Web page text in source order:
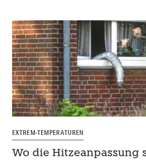
EXTREM-TEMPERATUREN
Wo die Hitzeanpassung